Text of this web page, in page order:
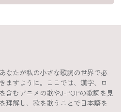
なたが私の小さな歌詞の世界で必
ますように。ここでは、漢字、ロ
含むアニメの歌やJ-POPの歌詞を見
理解し、歌を歌うことで日本語を